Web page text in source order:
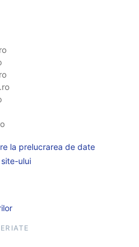
la prelucrarea de date
ului